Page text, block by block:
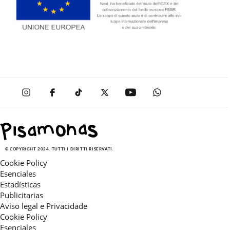
© COPYRIGHT 2024. TUTTI I DIRITTI RISERVATI.
Cookie Policy
Esenciales
Estadísticas
Publicitarias
Aviso legal e Privacidade
Cookie Policy
Esenciales